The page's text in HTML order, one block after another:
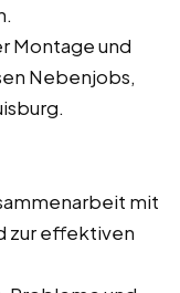
Montage und
Nebenjobs,
mit
zur effektiven